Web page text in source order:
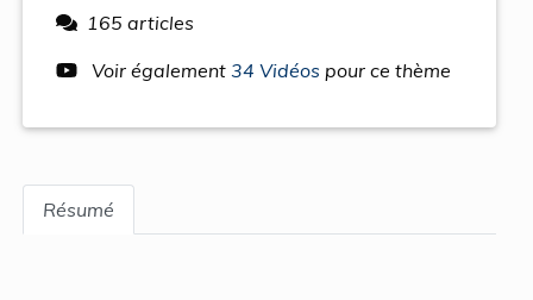
165 articles
Voir également 34 Vidéos pour ce thème
Résumé